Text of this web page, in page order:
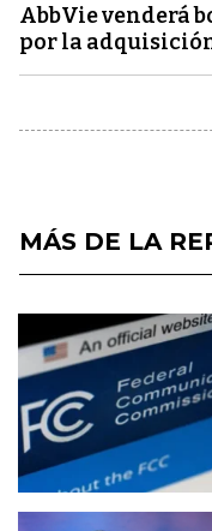
AbbVie venderá
por la
MÁS DE LA